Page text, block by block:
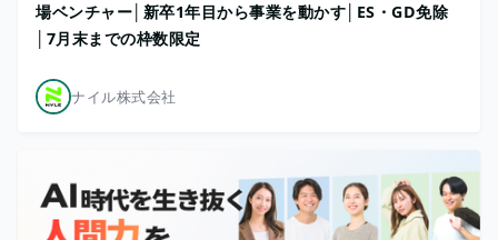
場ベンチャー│新卒1年目から事業を動かす│ES・GD免除
│7月末までの枠数限定
ナイル株式会社